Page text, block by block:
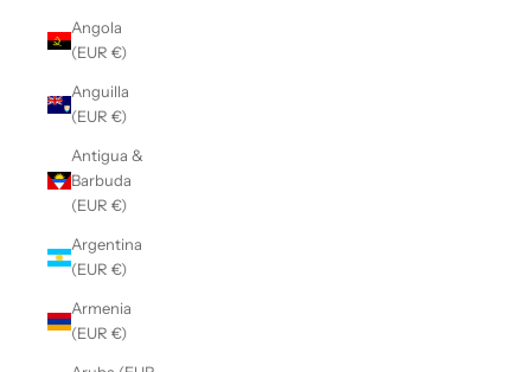
Angola
(EUR €)
Anguilla
(EUR €)
Antigua &
Barbuda
(EUR €)
Argentina
(EUR €)
Armenia
(EUR €)